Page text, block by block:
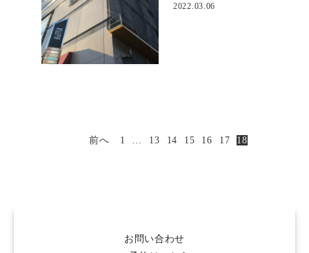
2022.03.06
前へ 1 13 14 15 16 17 18
お問い合わせ